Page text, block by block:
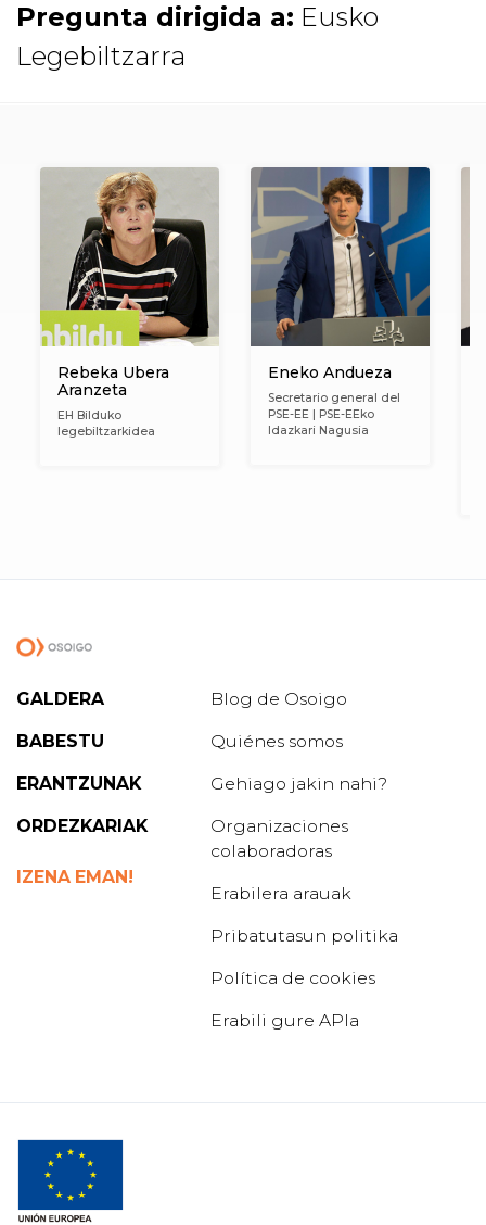
Pregunta dirigida a: Eusko
Legebiltzarra
Rebeka Ubera
Aranzeta
EH Bilduko
legebiltzarkidea
Eneko Andueza
Secretario general del
PSE-EE | PSE-EEko
Idazkari Nagusia
GALDERA
BABESTU
ERANTZUNAK
ORDEZKARIAK
IZENA EMAN!
Blog de Osoigo
Quiénes somos
Gehiago jakin nahi?
Organizaciones
colaboradoras
Erabilera arauak
Pribatutasun politika
Política de cookies
Erabili gure APIa